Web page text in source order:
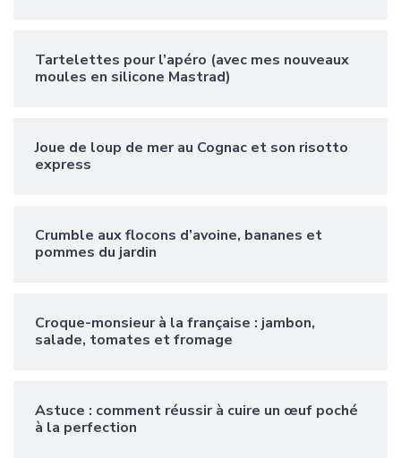
Tartelettes pour l’apéro (avec mes nouveaux
moules en silicone Mastrad)
Joue de loup de mer au Cognac et son risotto
express
Crumble aux flocons d’avoine, bananes et
pommes du jardin
Croque-monsieur à la française : jambon,
salade, tomates et fromage
Astuce : comment réussir à cuire un œuf poché
à la perfection